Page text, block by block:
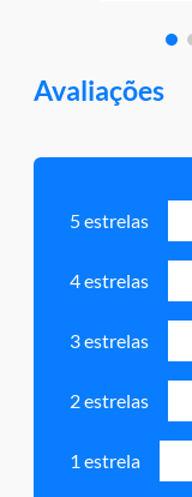
Avaliações
5 estrelas
4 estrelas
3 estrelas
2 estrelas
1 estrela